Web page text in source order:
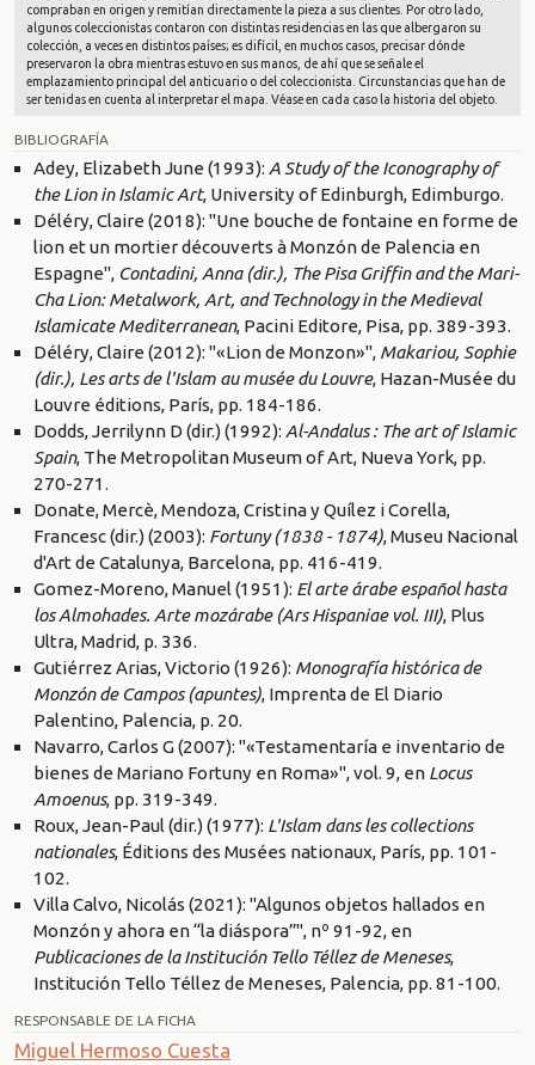
compraban en origen y remitían directamente la pieza a sus clientes. Por otro lado,
algunos coleccionistas contaron con distintas residencias en las que albergaron su
colección, a veces en distintos países; es difícil, en muchos casos, precisar dónde
preservaron la obra mientras estuvo en sus manos, de ahí que se señale el
emplazamiento principal del anticuario o del coleccionista. Circunstancias que han de
ser tenidas en cuenta al interpretar el mapa. Véase en cada caso la historia del objeto.
BIBLIOGRAFÍA
Adey, Elizabeth June (1993): A Study of the Iconography of
the Lion in Islamic Art, University of Edinburgh, Edimburgo.
Déléry, Claire (2018): "Une bouche de fontaine en forme de
lion et un mortier découverts à Monzón de Palencia en
Espagne", Contadini, Anna (dir.), The Pisa Griffin and the Mari-
Cha Lion: Metalwork, Art, and Technology in the Medieval
Islamicate Mediterranean, Pacini Editore, Pisa, pp. 389-393.
Déléry, Claire (2012): "«Lion de Monzon»", Makariou, Sophie
(dir.), Les arts de l'Islam au musée du Louvre, Hazan-Musée du
Louvre éditions, París, pp. 184-186.
Dodds, Jerrilynn D (dir.) (1992): Al-Andalus : The art of Islamic
Spain, The Metropolitan Museum of Art, Nueva York, pp.
270-271.
Donate, Mercè, Mendoza, Cristina y Quílez i Corella,
Francesc (dir.) (2003): Fortuny (1838 - 1874), Museu Nacional
d'Art de Catalunya, Barcelona, pp. 416-419.
Gomez-Moreno, Manuel (1951): El arte árabe español hasta
los Almohades. Arte mozárabe (Ars Hispaniae vol. III), Plus
Ultra, Madrid, p. 336.
Gutiérrez Arias, Victorio (1926): Monografía histórica de
Monzón de Campos (apuntes), Imprenta de El Diario
Palentino, Palencia, p. 20.
Navarro, Carlos G (2007): "«Testamentaría e inventario de
bienes de Mariano Fortuny en Roma»", vol. 9, en Locus
Amoenus, pp. 319-349.
Roux, Jean-Paul (dir.) (1977): L'Islam dans les collections
nationales, Éditions des Musées nationaux, París, pp. 101-
102.
Villa Calvo, Nicolás (2021): "Algunos objetos hallados en
Monzón y ahora en “la diáspora”", nº 91-92, en
Publicaciones de la Institución Tello Téllez de Meneses,
Institución Tello Téllez de Meneses, Palencia, pp. 81-100.
RESPONSABLE DE LA FICHA
Miguel Hermoso Cuesta